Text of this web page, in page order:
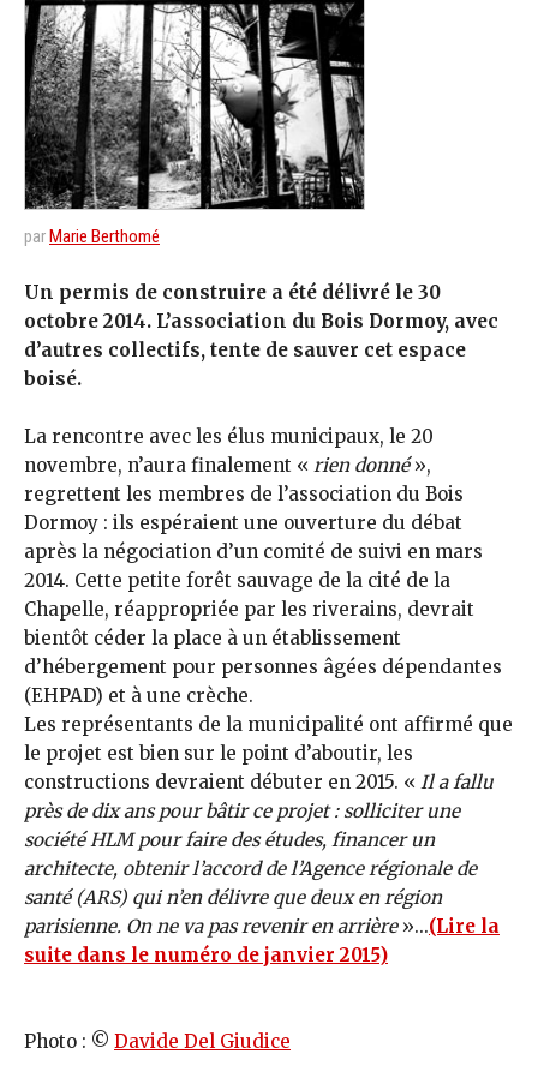
parMarie Berthomé
Un permis de construire a été délivré le 30
octobre 2014. L’association du Bois Dormoy, avec
d’autres collectifs, tente de sauver cet espace
boisé.
La rencontre avec les élus municipaux, le 20
novembre, n’aura finalement « rien donné»,
regrettent les membres de l’association du Bois
Dormoy : ils espéraient une ouverture du débat
après la négociation d’un comité de suivi en mars
2014. Cette petite forêt sauvage de la cité de la
Chapelle, réappropriée par les riverains, devrait
bientôt céder la place à un établissement
d’hébergement pour personnes âgées dépendantes
(EHPAD) et à une crèche.
Les représentants de la municipalité ont affirmé que
le projet est bien sur le point d’aboutir, les
constructions devraient débuter en 2015. « Il a fallu
près de dix ans pour bâtir ce projet : solliciter une
société HLM pour faire des études, financer un
architecte, obtenir l’accord de l’Agence régionale de
santé (ARS) qui n’en délivre que deux en région
parisienne. On ne va pas revenir en arrière»...(Lire la
suite dans le numéro de janvier 2015)
Photo : © Davide Del Giudice